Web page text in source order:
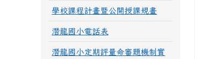
學校課程計畫暨公開授課規畫
潛龍國小電話表
潛龍國小定期評量命審題機制實